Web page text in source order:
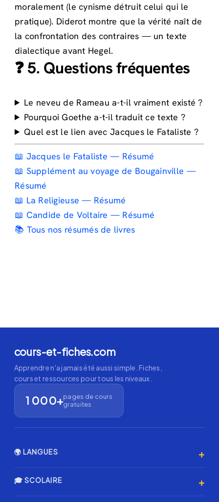
moralement (le cynisme détruit celui qui le
pratique). Diderot montre que la vérité naît de
la confrontation des contraires — un texte
dialectique avant Hegel.
❓ 5. Questions fréquentes
Le neveu de Rameau a-t-il vraiment existé ?
Pourquoi Goethe a-t-il traduit ce texte ?
Quel est le lien avec Jacques le Fataliste ?
📖 Jacques le Fataliste — Résumé
📖 Supplément au voyage de Bougainville —
Résumé
📖 La Religieuse — Résumé
📖 Candide de Voltaire — Résumé
📚 Tous nos résumés de livres
cours-et-fiches.com
Apprendre n'a jamais été aussi simple. Fiches,
cours et ressources pour tous les niveaux.
1 000+pages de cours
gratuites
🌍 LANGUES +
Anglais 🇬🇧
🎓 SCOLAIRE +